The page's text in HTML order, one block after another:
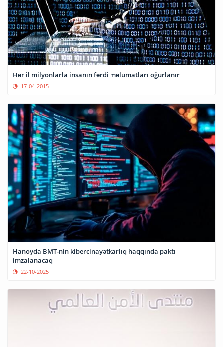
Hər il milyonlarla insanın fərdi məlumatları oğurlanır
17-04-2015
Hanoyda BMT-nin kibercinayətkarlıq haqqında paktı
imzalanacaq
22-10-2025